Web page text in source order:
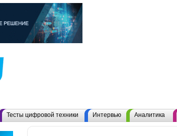
Тесты цифровой техники Интервью Аналитика